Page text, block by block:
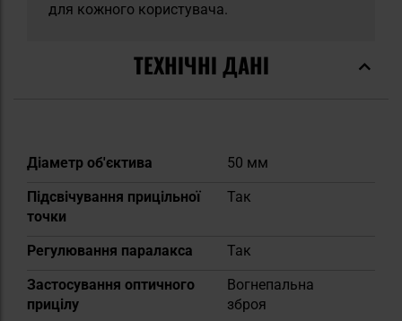
для кожного користувача.
ТЕХНІЧНІ ДАНІ
Докладніше
Діаметр об'єктива
50 мм
Підсвічування прицільної
точки
Так
Регулювання паралакса
Так
Застосування оптичного
прицілу
Вогнепальна
зброя